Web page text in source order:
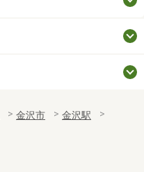
金沢市
金沢駅